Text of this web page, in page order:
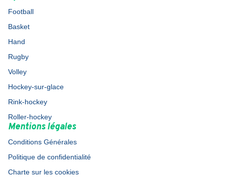
Football
Basket
Hand
Rugby
Volley
Hockey-sur-glace
Rink-hockey
Roller-hockey
Mentions légales
Conditions Générales
Politique de confidentialité
Charte sur les cookies